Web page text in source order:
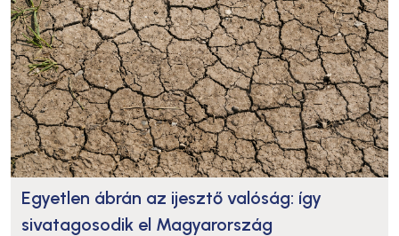
Egyetlen ábrán az ijesztő valóság: így
sivatagosodik el Magyarország